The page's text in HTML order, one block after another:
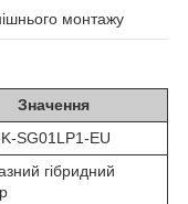
монтажу
Значення
SG01LP1-EU
гібридний